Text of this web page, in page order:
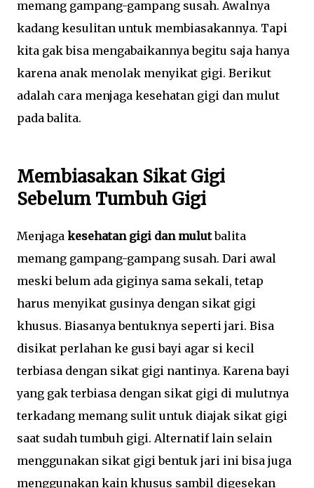
memang gampang-gampang susah. Awalnya
kadang kesulitan untuk membiasakannya. Tapi
kita gak bisa mengabaikannya begitu saja hanya
karena anak menolak menyikat gigi. Berikut
adalah cara menjaga kesehatan gigi dan mulut
pada balita.
Membiasakan Sikat Gigi
Sebelum Tumbuh Gigi
Menjaga kesehatan gigi dan mulutbalita
memang gampang-gampang susah. Dari awal
meski belum ada giginya sama sekali, tetap
harus menyikat gusinya dengan sikat gigi
khusus. Biasanya bentuknya seperti jari. Bisa
disikat perlahan ke gusi bayi agar si kecil
terbiasa dengan sikat gigi nantinya. Karena bayi
yang gak terbiasa dengan sikat gigi di mulutnya
terkadang memang sulit untuk diajak sikat gigi
saat sudah tumbuh gigi. Alternatif lain selain
menggunakan sikat gigi bentuk jari ini bisa juga
menggunakan kain khusus sambil digesekan